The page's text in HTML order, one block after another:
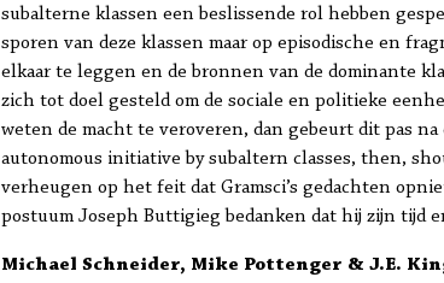
subalterne klassen een beslissende rol hebben
sporen van deze klassen maar op episodische en
elkaar te leggen en de bronnen van de dominante
zich tot doel gesteld om de sociale en politieke
weten de macht te veroveren, dan gebeurt dit pas
autonomous initiative by subaltern classes, then,
verheugen op het feit dat Gramsci’s gedachten
postuum Joseph Buttigieg bedanken dat hij zijn tijd
Michael Schneider, Mike Pottenger & J.E.